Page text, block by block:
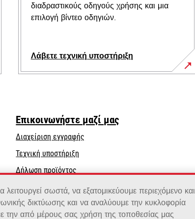
διαδραστικούς οδηγούς χρήσης και μια
επιλογή βίντεο οδηγιών.
Λάβετε τεχνική υποστήριξη
opens
tab
Επικοινωνήστε μαζί μας
Διαχείριση εγγραφής
Τεχνική υποστήριξη
a
new
tab
Δήλωση προϊόντος
Βρείτε έναν αντιπρόσωπο
Κατάλογος χονδρεμπόρων
σωστά, να εξατομικεύουμε περιεχόμενο και
δικτύωσης και να αναλύουμε την κυκλοφορία
την από μέρους σας χρήση της τοποθεσίας μας